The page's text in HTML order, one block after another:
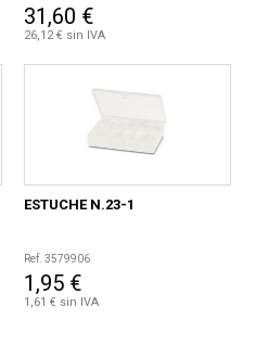
31,60 €
26,12 € sin IVA
ESTUCHE N.23-1
Ref. 3579906
1,95 €
1,61 € sin IVA